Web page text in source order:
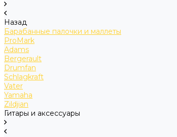
Назад
Барабанные палочки и маллеты
ProMark
Adams
Bergerault
Drumfan
Schlagkraft
Vater
Yamaha
Zildjian
Гитары и аксессуары